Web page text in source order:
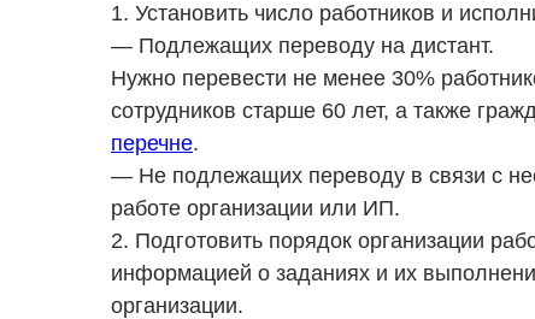
1. Установить число работников и
— Подлежащих переводу на дистант.
Нужно перевести не менее 30%
сотрудников старше 60 лет, а также
перечне.
— Не подлежащих переводу в связи с
работе организации или ИП.
2. Подготовить порядок организации
информацией о заданиях и их
организации.